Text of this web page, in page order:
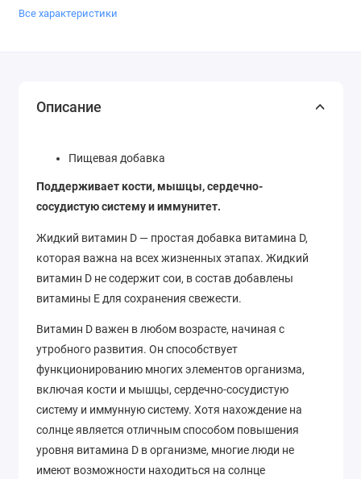
Все характеристики
Описание
Пищевая добавка
Поддерживает кости, мышцы, сердечно-
сосудистую систему и иммунитет.
Жидкий витамин D — простая добавка витамина D,
которая важна на всех жизненных этапах. Жидкий
витамин D не содержит сои, в состав добавлены
витамины Е для сохранения свежести.
Витамин D важен в любом возрасте, начиная с
утробного развития. Он способствует
функционированию многих элементов организма,
включая кости и мышцы, сердечно-сосудистую
систему и иммунную систему. Хотя нахождение на
солнце является отличным способом повышения
уровня витамина D в организме, многие люди не
имеют возможности находиться на солнце